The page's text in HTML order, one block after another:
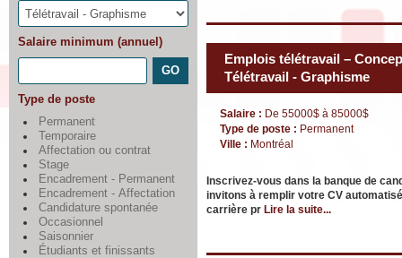
Salaire minimum (annuel)
Type de poste
Permanent
Temporaire
Affectation ou contrat
Stage
Encadrement - Permanent
Encadrement - Affectation
Candidature spontanée
Occasionnel
Saisonnier
Étudiants et finissants
Emplois télétravail –
Télétravail - Graphisme
Salaire : De 55000$ à 85000$
Type de poste : Permanent
Ville : Montréal
Inscrivez-vous dans la banque de
invitons à remplir votre CV
carrière pr Lire la suite...